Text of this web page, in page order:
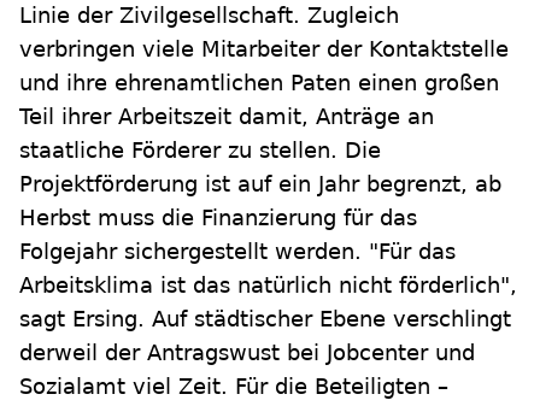
Linie der Zivilgesellschaft. Zugleich
verbringen viele Mitarbeiter der Kontaktstelle
und ihre ehrenamtlichen Paten einen großen
Teil ihrer Arbeitszeit damit, Anträge an
staatliche Förderer zu stellen. Die
Projektförderung ist auf ein Jahr begrenzt, ab
Herbst muss die Finanzierung für das
Folgejahr sichergestellt werden. "Für das
Arbeitsklima ist das natürlich nicht förderlich",
sagt Ersing. Auf städtischer Ebene verschlingt
derweil der Antragswust bei Jobcenter und
Sozialamt viel Zeit. Für die Beteiligten –